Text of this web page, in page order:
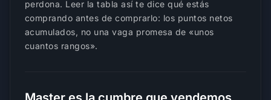
perdona. Leer la tabla así te dice qué estás
comprando antes de comprarlo: los puntos netos
acumulados, no una vaga promesa de «unos
cuantos rangos».